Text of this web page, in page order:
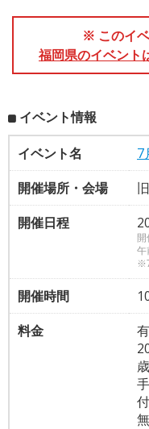
※ このイベ
福岡県のイベント
イベント情報
イベント名
7
開催場所・会場
開催日程
開
午
開催時間
料金